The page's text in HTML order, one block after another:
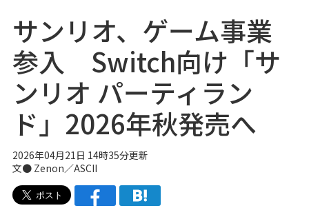
サンリオ、ゲーム事業
参入 Switch向け「サ
ンリオ パーティラン
ド」2026年秋発売へ
2026年04月21日 14時35分更新
文● Zenon／ASCII